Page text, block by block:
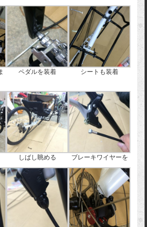
ペダルを装着 シートも装着
しばし眺める ブレーキワイヤーを